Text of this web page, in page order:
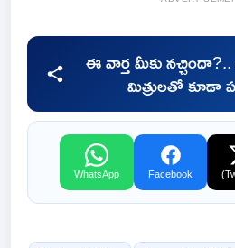
ఈ వార్త మీకు నచ్చిందా?..
మిత్రులతో కూడా
WhatsApp Facebook